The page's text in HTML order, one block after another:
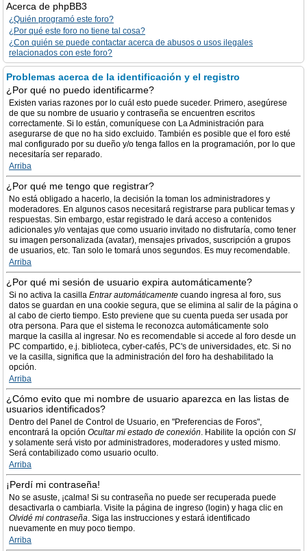
Acerca de phpBB3
¿Quién programó este foro?
¿Por qué este foro no tiene tal cosa?
¿Con quién se puede contactar acerca de abusos o usos ilegales
relacionados con este foro?
Problemas acerca de la identificación y el registro
¿Por qué no puedo identificarme?
Existen varias razones por lo cuál esto puede suceder. Primero, asegúrese
de que su nombre de usuario y contraseña se encuentren escritos
correctamente. Si lo están, comuníquese con La Administración para
asegurarse de que no ha sido excluido. También es posible que el foro esté
mal configurado por su dueño y/o tenga fallos en la programación, por lo que
necesitaría ser reparado.
Arriba
¿Por qué me tengo que registrar?
No está obligado a hacerlo, la decisión la toman los administradores y
moderadores. En algunos casos necesitará registrarse para publicar temas y
respuestas. Sin embargo, estar registrado le dará acceso a contenidos
adicionales y/o ventajas que como usuario invitado no disfrutaría, como tener
su imagen personalizada (avatar), mensajes privados, suscripción a grupos
de usuarios, etc. Tan solo le tomará unos segundos. Es muy recomendable.
Arriba
¿Por qué mi sesión de usuario expira automáticamente?
Si no activa la casilla Entrar automáticamente cuando ingresa al foro, sus
datos se guardan en una cookie segura, que se elimina al salir de la página o
al cabo de cierto tiempo. Esto previene que su cuenta pueda ser usada por
otra persona. Para que el sistema le reconozca automáticamente solo
marque la casilla al ingresar. No es recomendable si accede al foro desde un
PC compartido, e.j. biblioteca, cyber-cafés, PC's de universidades, etc. Si no
ve la casilla, significa que la administración del foro ha deshabilitado la
opción.
Arriba
¿Cómo evito que mi nombre de usuario aparezca en las listas de
usuarios identificados?
Dentro del Panel de Control de Usuario, en "Preferencias de Foros",
encontrará la opción Ocultar mi estado de conexión. Habilite la opción con SI
y solamente será visto por administradores, moderadores y usted mismo.
Será contabilizado como usuario oculto.
Arriba
¡Perdí mi contraseña!
No se asuste, ¡calma! Si su contraseña no puede ser recuperada puede
desactivarla o cambiarla. Visite la página de ingreso (login) y haga clic en
Olvidé mi contraseña. Siga las instrucciones y estará identificado
nuevamente en muy poco tiempo.
Arriba